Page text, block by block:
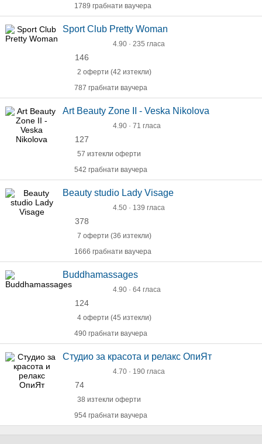
1789 грабнати ваучера
Sport Club Pretty Woman
4.90 · 235 гласа
146
2 оферти (42 изтекли)
787 грабнати ваучера
Art Beauty Zone II - Veska Nikolova
4.90 · 71 гласа
127
57 изтекли оферти
542 грабнати ваучера
Beauty studio Lady Visage
4.50 · 139 гласа
378
7 оферти (36 изтекли)
1666 грабнати ваучера
Buddhamassages
4.90 · 64 гласа
124
4 оферти (45 изтекли)
490 грабнати ваучера
Студио за красота и релакс ОпиЯт
4.70 · 190 гласа
74
38 изтекли оферти
954 грабнати ваучера